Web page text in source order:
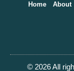
Home About
© 2026 All